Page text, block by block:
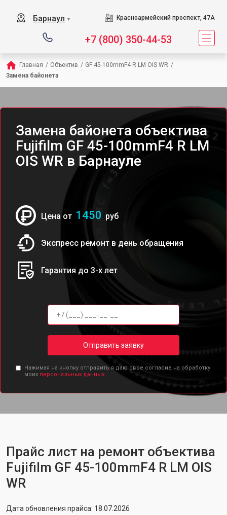
Барнаул ▼ Красноармейский проспект, 47А
+7 (800) 350-44-53
Главная / Объектив / GF 45-100mmF4 R LM OIS WR /
Замена байонета
Замена байонета объектива
Fujifilm GF 45-100mmF4 R LM
OIS WR в Барнауле
Цена от 1450 руб
Экспресс ремонт в день обращения
Гарантия до 3-х лет
Отправить заявку
Нажимая на кнопку отправить я даю свое согласие на обработку
моих персональных данных.
Прайс лист на ремонт объектива
Fujifilm GF 45-100mmF4 R LM OIS
WR
Дата обновления прайса: 18.07.2026